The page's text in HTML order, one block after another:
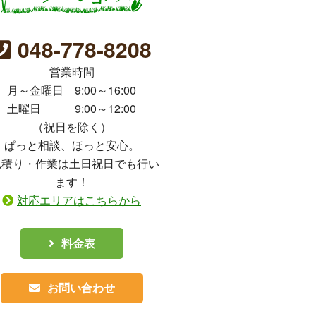
048-778-8208
営業時間
月～金曜日 9:00～16:00
土曜日 9:00～12:00
（祝日を除く）
ぱっと相談、ほっと安心。
り・作業は土日祝日でも行い
ます！
対応エリアはこちらから
料金表
お問い合わせ